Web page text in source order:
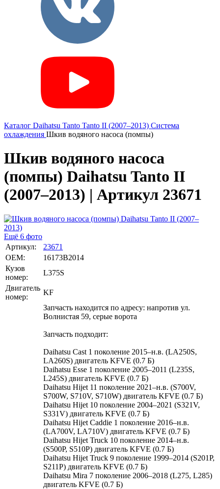
Каталог Daihatsu Tanto Tanto II (2007–2013) Система
охлаждения Шкив водяного насоса (помпы)
Шкив водяного насоса
(помпы) Daihatsu Tanto II
(2007–2013) | Артикул 23671
Ещё 6 фото
Артикул:
23671
OEM:
16173B2014
Кузов
номер:
L375S
Двигатель
номер:
KF
Запчасть находится по адресу: напротив ул.
Волнистая 59, серые ворота
Запчасть подходит:
Daihatsu Cast 1 поколение 2015–н.в. (LA250S,
LA260S) двигатель KFVE (0.7 Б)
Daihatsu Esse 1 поколение 2005–2011 (L235S,
L245S) двигатель KFVE (0.7 Б)
Daihatsu Hijet 11 поколение 2021–н.в. (S700V,
S700W, S710V, S710W) двигатель KFVE (0.7 Б)
Daihatsu Hijet 10 поколение 2004–2021 (S321V,
S331V) двигатель KFVE (0.7 Б)
Daihatsu Hijet Caddie 1 поколение 2016–н.в.
(LA700V, LA710V) двигатель KFVE (0.7 Б)
Daihatsu Hijet Truck 10 поколение 2014–н.в.
(S500P, S510P) двигатель KFVE (0.7 Б)
Daihatsu Hijet Truck 9 поколение 1999–2014 (S201P,
S211P) двигатель KFVE (0.7 Б)
Daihatsu Mira 7 поколение 2006–2018 (L275, L285)
двигатель KFVE (0.7 Б)